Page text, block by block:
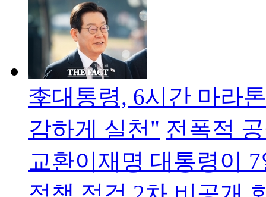
李대통령, 6시간 마라
감하게 실천" 전폭적
교환이재명 대통령이